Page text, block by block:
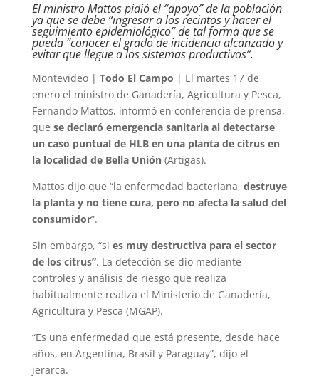
El ministro Mattos pidió el “apoyo” de la población
ya que se debe “ingresar a los recintos y hacer el
seguimiento epidemiológico” de tal forma que se
pueda “conocer el grado de incidencia alcanzado y
evitar que llegue a los sistemas productivos”.
Montevideo | Todo El Campo | El martes 17 de
enero el ministro de Ganadería, Agricultura y Pesca,
Fernando Mattos, informó en conferencia de prensa,
que se declaró emergencia sanitaria al detectarse
un caso puntual de HLB en una planta de citrus en
la localidad de Bella Unión(Artigas).
Mattos dijo que “la enfermedad bacteriana, destruye
la planta y no tiene cura, pero no afecta la salud del
consumidor”.
Sin embargo, “si es muy destructiva para el sector
de los citrus”. La detección se dio mediante
controles y análisis de riesgo que realiza
habitualmente realiza el Ministerio de Ganadería,
Agricultura y Pesca (MGAP).
“Es una enfermedad que está presente, desde hace
años, en Argentina, Brasil y Paraguay”, dijo el
jerarca.